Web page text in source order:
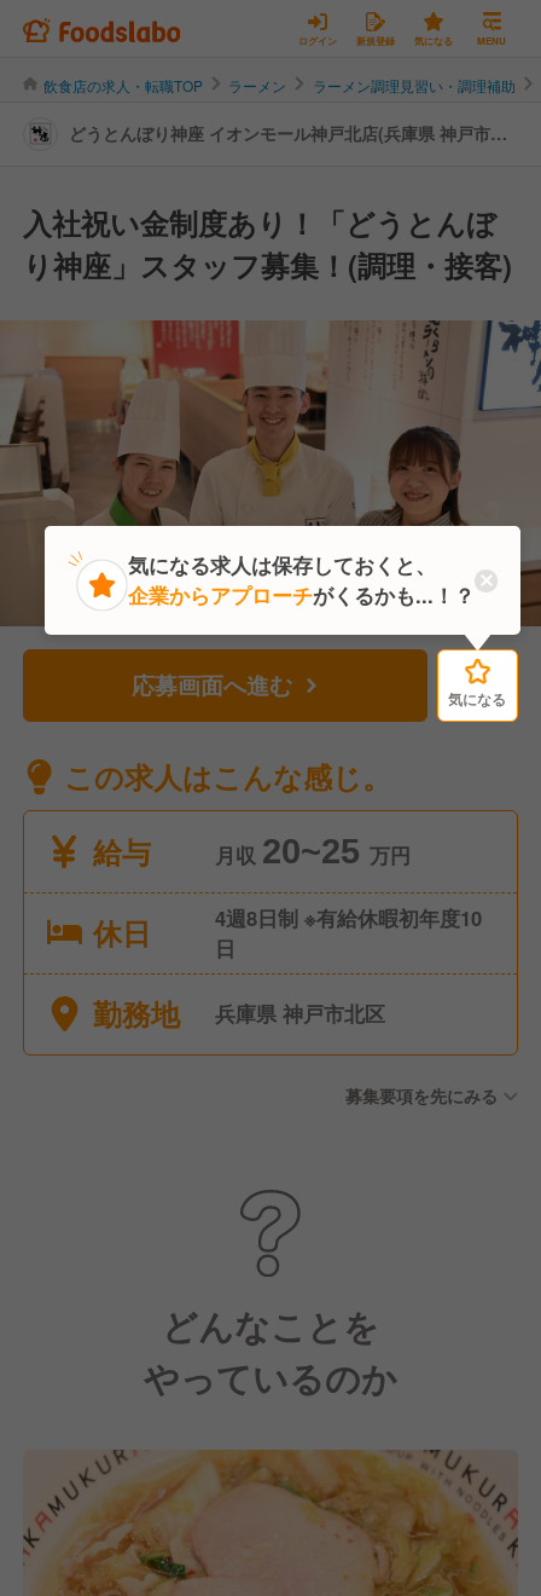
ログイン 新規登録 気になる MENU
飲食店の求人・転職TOP ラーメン ラーメン調理見習い・調理補助
どうとんぼり神座 イオンモール神戸北店(兵庫県 神戸市北
入社祝い金制度あり！「どうとんぼ
り神座」スタッフ募集！(調理・接客)
応募画面へ進む 気になる
この求人はこんな感じ。
給与
月収 20~25 万円
休日
4週8日制 ※有給休暇初年度10
日
勤務地 兵庫県 神戸市北区
募集要項を先にみる
どんなことを
やっているのか
気になる
気になる求人は保存しておくと、
企業からアプローチがくるかも...！？